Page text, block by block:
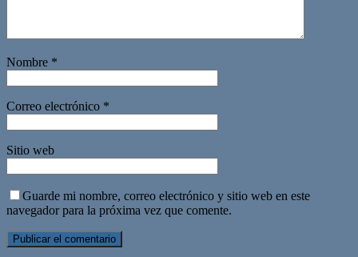
Nombre *
Correo electrónico *
Sitio web
Guarde mi nombre, correo electrónico y sitio web en este
navegador para la próxima vez que comente.